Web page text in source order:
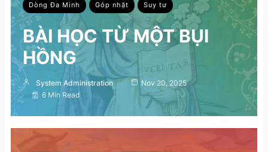
Dòng Đa Minh Góp nhặt Suy tư
BÀI HỌC TỪ MỘT BỤI
HỒNG
System Administration
Nov 20, 2025
6 Min Read